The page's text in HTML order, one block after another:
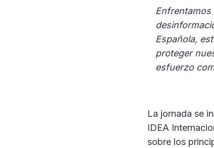
Enfrentamos
Española,
proteger
esfuerzo
La jornada se
IDEA
sobre los